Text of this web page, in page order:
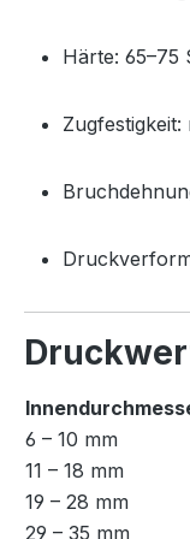
Härte: 65–75
Zugfestigkeit:
6 – 10 mm
11 – 18 mm
19 – 28 mm
29 – 35 mm